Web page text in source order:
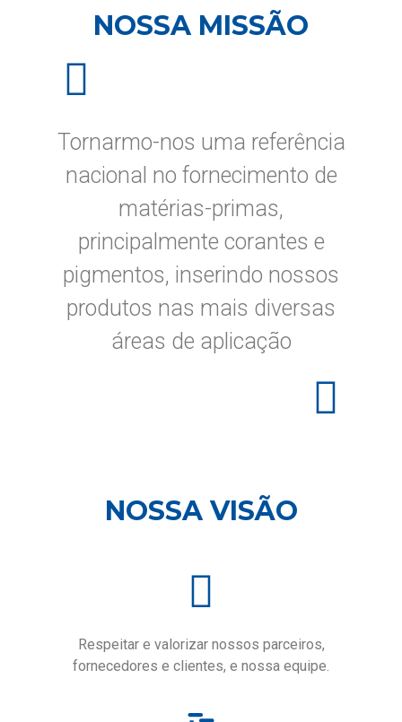
NOSSA MISSÃO
Tornarmo-nos uma referência
nacional no fornecimento de
matérias-primas,
principalmente corantes e
pigmentos, inserindo nossos
produtos nas mais diversas
áreas de aplicação
NOSSA VISÃO
Respeitar e valorizar nossos parceiros,
fornecedores e clientes, e nossa equipe.